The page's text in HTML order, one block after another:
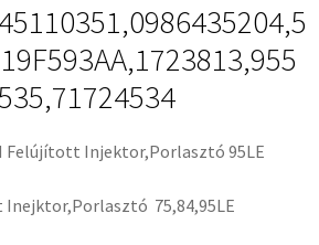
Felújított Injektor,Porlasztó 95LE
75,84,95LE